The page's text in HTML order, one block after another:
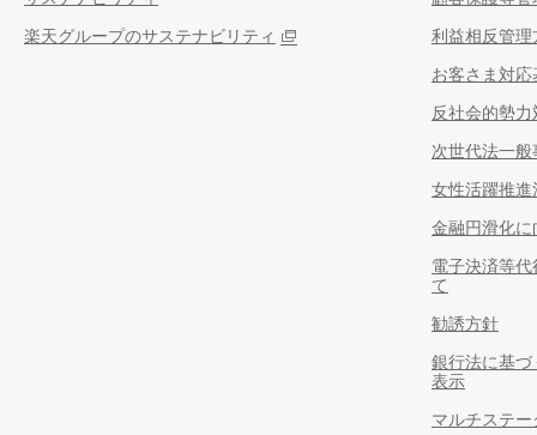
楽天グループのサステナビリティ
利益相反管理
お客さま対応
反社会的勢
次世代法一
女性活躍推
金融円滑化
電子決済等
て
勧誘方針
銀行法に基
表示
マルチステ